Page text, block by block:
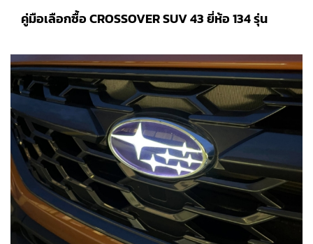
คู่มือเลือกซื้อ CROSSOVER SUV 43 ยี่ห้อ 134 รุ่น